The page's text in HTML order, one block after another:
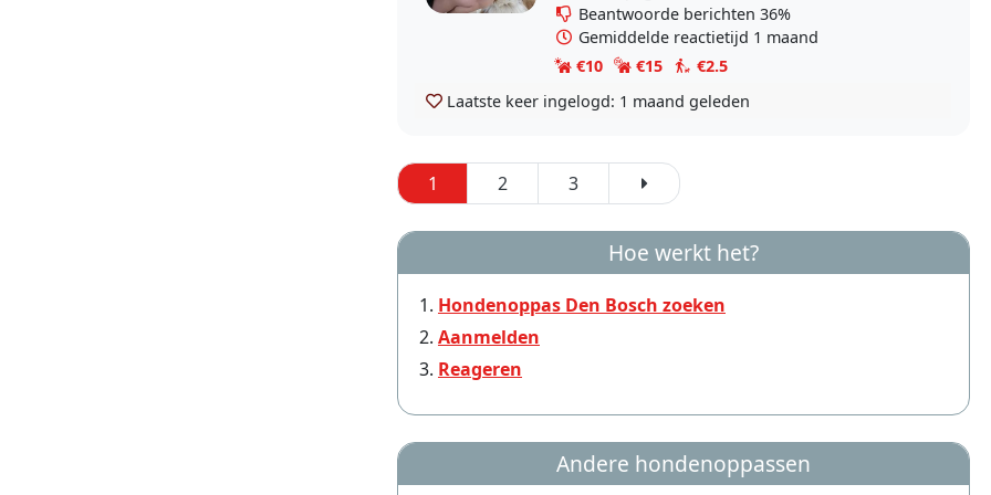
Beantwoorde berichten 36%
Gemiddelde reactietijd 1 maand
€10
€15
€2.5
Laatste keer ingelogd: 1 maand geleden
1 2 3
Hoe werkt het?
Hondenoppas Den Bosch zoeken
Aanmelden
Reageren
Andere hondenoppassen